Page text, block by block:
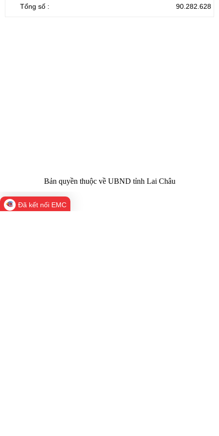
Tổng số :
90.282.628
Bản quyền thuộc về UBND tỉnh Lai Châu
Đã kết nối EMC